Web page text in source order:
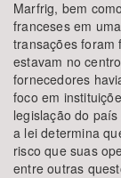
Marfrig, bem
franceses em
transações foram
estavam no
fornecedores
foco em
legislação do
a lei determina
risco que suas
entre outras